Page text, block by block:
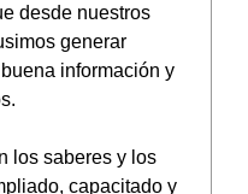
desde nuestros
generar
información y
los saberes y los
capacitado y